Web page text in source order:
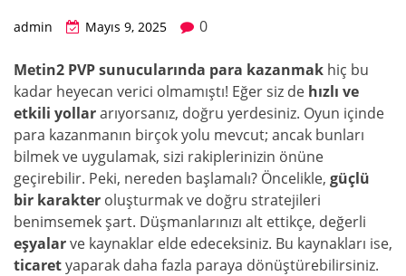
admin Mayıs 9, 2025 0
Metin2 PVP sunucularında para kazanmak hiç bu
kadar heyecan verici olmamıştı! Eğer siz de hızlı ve
etkili yollararıyorsanız, doğru yerdesiniz. Oyun içinde
para kazanmanın birçok yolu mevcut; ancak bunları
bilmek ve uygulamak, sizi rakiplerinizin önüne
geçirebilir. Peki, nereden başlamalı? Öncelikle, güçlü
bir karakter oluşturmak ve doğru stratejileri
benimsemek şart. Düşmanlarınızı alt ettikçe, değerli
eşyalarve kaynaklar elde edeceksiniz. Bu kaynakları ise,
ticaretyaparak daha fazla paraya dönüştürebilirsiniz.